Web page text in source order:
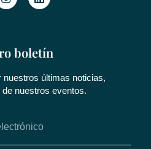
boletín
nuestros últimas noticias,
nuestros eventos.